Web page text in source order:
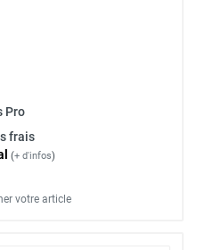
Pro
frais
(+ d'infos)
votre article